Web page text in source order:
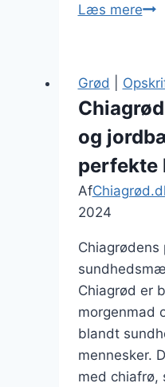
Læs mere
og
Grød
og
perfekte
Af
2024
Chiagrødens
Chiagrød er
morgenmad
blandt
mennesker.
med chiafrø,